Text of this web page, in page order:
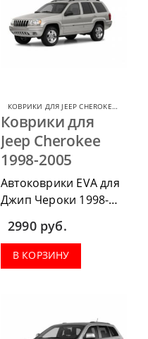
КОВРИКИ ДЛЯ JEEP CHEROKEE,
Коврики для
Jeep Cherokee
1998-2005
Автоковрики EVA для
Джип Чероки 1998-
приобрести в
комплектации:
водительский коврик,
2990 руб.
В КОРЗИНУ